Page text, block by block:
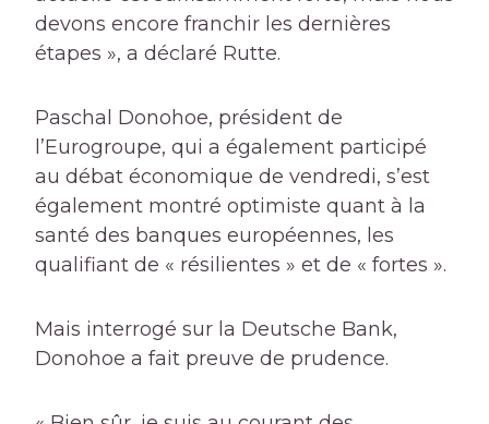
devons encore franchir les dernières
étapes », a déclaré Rutte.
Paschal Donohoe, président de
l’Eurogroupe, qui a également participé
au débat économique de vendredi, s’est
également montré optimiste quant à la
santé des banques européennes, les
qualifiant de « résilientes » et de « fortes ».
Mais interrogé sur la Deutsche Bank,
Donohoe a fait preuve de prudence.